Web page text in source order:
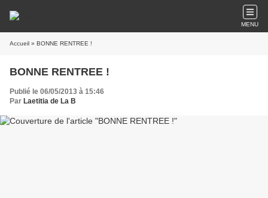
MENU
Accueil » BONNE RENTREE !
BONNE RENTREE !
Publié le 06/05/2013 à 15:46
Par Laetitia de La B